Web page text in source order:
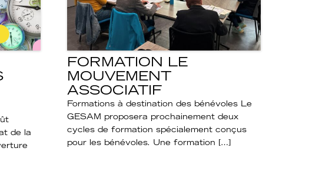
de la
FORMATION LE
MOUVEMENT
ASSOCIATIF
Formations à destination des bénévoles Le
GESAM proposera prochainement deux
cycles de formation spécialement conçus
pour les bénévoles. Une formation […]